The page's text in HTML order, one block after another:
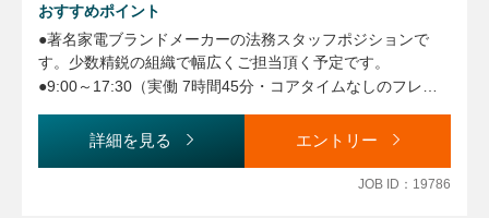
業務）
■労働法関連業務
■社内規程の起案、修正、廃止
■クレーム対応、訴訟／仲裁対応
■その他の法律相談、法務サポート
おすすめポイント
●著名家電ブランドメーカーの法務スタッフポジションで
す。少数精鋭の組織で幅広くご担当頂く予定です。
●9:00～17:30（実働 7時間45分・コアタイムなしのフレッ
●リモートワーク：月5回まで
詳細を見る エントリー
JOB ID：19786